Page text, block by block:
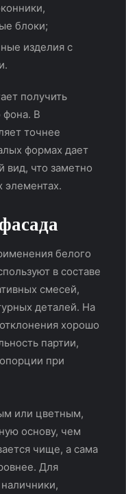
блоки;
изделия с
получить
фона. В
точнее
формах дает
вид, что заметно
элементах.
белого
в составе
смесей,
деталей. На
хорошо
партии,
при
или цветным,
основу, чем
чище, а сама
Для